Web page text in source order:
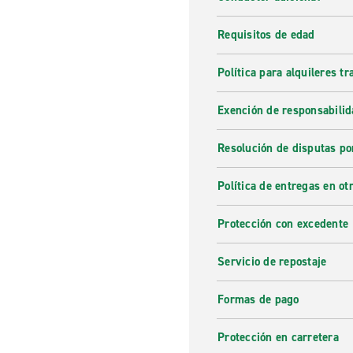
explorar y por eso tener
Wear Van Centre.
Enterprise Rent-A-Car.
Alquiler de furgonetas
¿Está buscando una
furgonetas diferentes, que
todos tus muebles o una
demasiado grandes para
disponibles en diferentes
gran precio. Reserva hoy
¿Por qué alquilar con
Enterprise ofrece alquiler
conveniente. Ya sea para
precio excelente y reserva
Requisitos de edad
Política para alquileres
Exención de
Resolución de disputas
Política de entregas en
Protección con excedente
Servicio de repostaje
Formas de pago
Protección en carretera